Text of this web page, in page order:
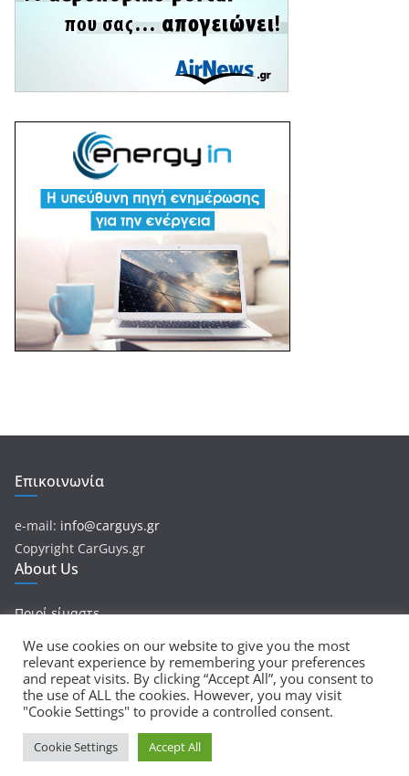
Επικοινωνία
e-mail: info@carguys.gr
Copyright CarGuys.gr
About Us
Ποιοί είμαστε
Πνευματικά Δικαιώματα © 2026CarGuys. Τα πνευματικά
δικαιώματα προστατεύονται.
Θέμα:ColorMagαπό ThemeGrill. Κατασκευασμένο με
WordPress
We use cookies on our website to give you the most
relevant experience by remembering your preferences
and repeat visits. By clicking “Accept All”, you consent to
the use of ALL the cookies. However, you may visit
"Cookie Settings" to provide a controlled consent.
Cookie Settings Accept All